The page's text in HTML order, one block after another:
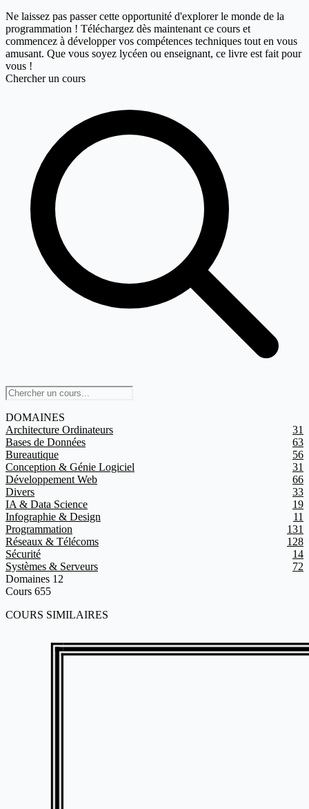
Ne laissez pas passer cette opportunité d'explorer le monde de la
programmation ! Téléchargez dès maintenant ce cours et
commencez à développer vos compétences techniques tout en vous
amusant. Que vous soyez lycéen ou enseignant, ce livre est fait pour
vous !
Chercher un cours
DOMAINES
Architecture Ordinateurs
31
Bases de Données
63
Bureautique
56
Conception & Génie Logiciel
31
Développement Web
66
Divers
33
IA & Data Science
19
Infographie & Design
11
Programmation
131
Réseaux & Télécoms
128
Sécurité
14
Systèmes & Serveurs
72
Domaines 12
Cours 655
COURS SIMILAIRES